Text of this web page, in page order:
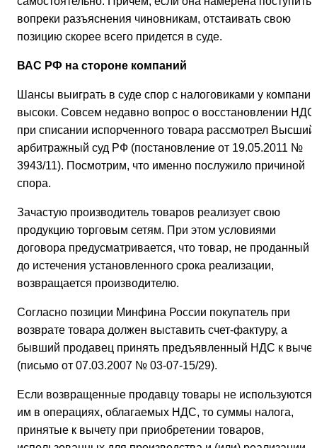
вопреки разъяснения чиновникам, отстаивать свою
позицию скорее всего придется в суде.
ВАС РФ на стороне компаний
Шансы выиграть в суде спор с налоговиками у компании
высоки. Совсем недавно вопрос о восстановлении НДС
при списании испорченного товара рассмотрел Высший
арбитражный суд РФ (постановление от 19.05.2011 №
3943/11). Посмотрим, что именно послужило причиной
спора.
Зачастую производитель товаров реализует свою
продукцию торговым сетям. При этом условиями
договора предусматривается, что товар, не проданный
до истечения установленного срока реализации,
возвращается производителю.
Согласно позиции Минфина России покупатель при
возврате товара должен выставить счет-фактуру, а
бывший продавец принять предъявленный НДС к
(письмо от 07.03.2007 № 03-07-15/29).
Если возвращенные продавцу товары не используются
им в операциях, облагаемых НДС, то суммы налога,
принятые к вычету при приобретении товаров,